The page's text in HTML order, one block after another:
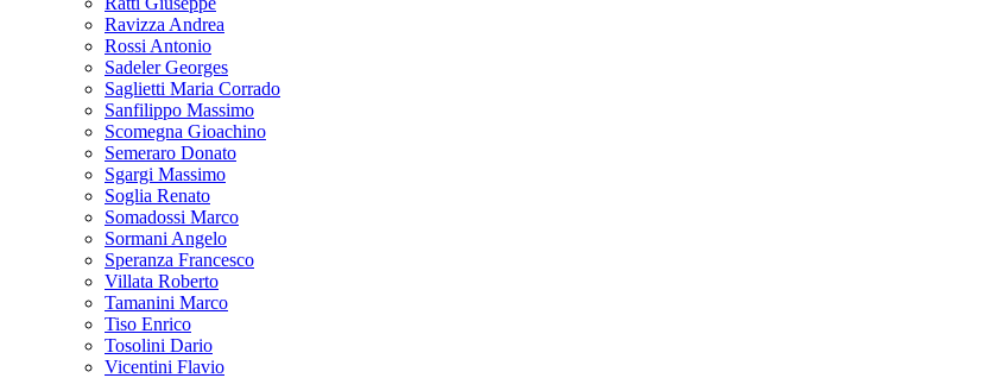
Ravizza Andrea
Rossi Antonio
Sadeler Georges
Saglietti Maria Corrado
Sanfilippo Massimo
Scomegna Gioachino
Semeraro Donato
Sgargi Massimo
Soglia Renato
Somadossi Marco
Sormani Angelo
Speranza Francesco
Villata Roberto
Tamanini Marco
Tiso Enrico
Tosolini Dario
Vicentini Flavio